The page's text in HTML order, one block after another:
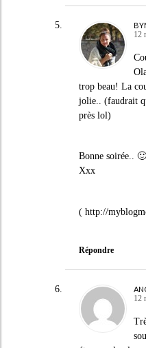
12
trop beau! La
jolie.. (faudrait
près lol)
Bonne soirée.. 🙂
Xxx
( http://
Répondre
12